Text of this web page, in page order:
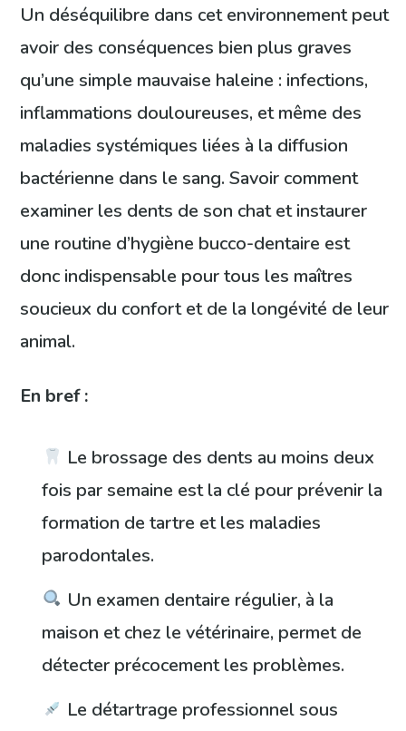
Un déséquilibre dans cet environnement peut
avoir des conséquences bien plus graves
qu’une simple mauvaise haleine : infections,
inflammations douloureuses, et même des
maladies systémiques liées à la diffusion
bactérienne dans le sang. Savoir comment
examiner les dents de son chat et instaurer
une routine d’hygiène bucco-dentaire est
donc indispensable pour tous les maîtres
soucieux du confort et de la longévité de leur
animal.
En bref :
Le brossage des dents au moins deux
fois par semaine est la clé pour prévenir la
formation de tartre et les maladies
parodontales.
Un examen dentaire régulier, à la
maison et chez le vétérinaire, permet de
détecter précocement les problèmes.
Le détartrage professionnel sous